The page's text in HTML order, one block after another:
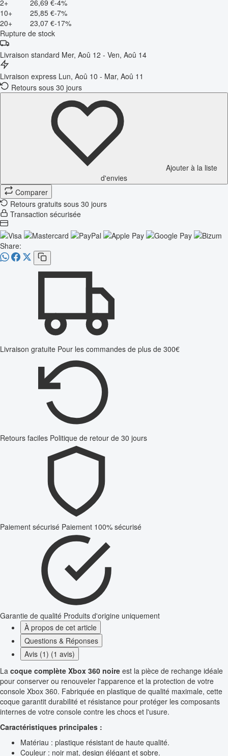
2+
26,69 €-4%
10+
25,85 €-7%
20+
23,07 €-17%
Rupture de stock
Livraison standard Mer, Aoû 12 - Ven, Aoû 14
Livraison express Lun, Aoû 10 - Mar, Aoû 11
Retours sous 30 jours
Ajouter à la liste
d'envies
Comparer
Retours gratuits sous 30 jours
Transaction sécurisée
Share:
Livraison gratuite Pour les commandes de plus de 300€
Retours faciles Politique de retour de 30 jours
Paiement sécurisé Paiement 100% sécurisé
Garantie de qualité Produits d'origine uniquement
À propos de cet article
Questions & Réponses
Avis (1) (1 avis)
La coque complète Xbox 360 noire est la pièce de rechange idéale
pour conserver ou renouveler l'apparence et la protection de votre
console Xbox 360. Fabriquée en plastique de qualité maximale, cette
coque garantit durabilité et résistance pour protéger les composants
internes de votre console contre les chocs et l'usure.
Caractéristiques principales :
Matériau : plastique résistant de haute qualité.
Couleur : noir mat, design élégant et sobre.